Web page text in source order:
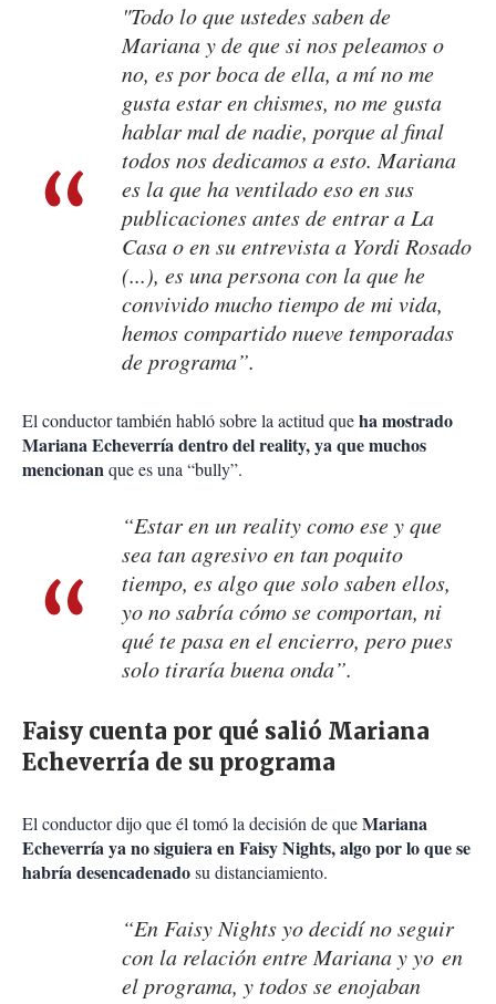
"Todo lo que ustedes saben de
Mariana y de que si nos peleamos o
no, es por boca de ella, a mí no me
gusta estar en chismes, no me gusta
hablar mal de nadie, porque al final
todos nos dedicamos a esto. Mariana
es la que ha ventilado eso en sus
publicaciones antes de entrar a La
Casa o en su entrevista a Yordi Rosado
(...), es una persona con la que he
convivido mucho tiempo de mi vida,
hemos compartido nueve temporadas
de programa”.
El conductor también habló sobre la actitud queha mostrado
Mariana Echeverría dentro del reality, ya que muchos
mencionanque es una “bully”.
“Estar en un reality como ese y que
sea tan agresivo en tan poquito
tiempo, es algo que solo saben ellos,
yo no sabría cómo se comportan, ni
qué te pasa en el encierro, pero pues
solo tiraría buena onda”.
Faisy cuenta por qué salió Mariana
Echeverría de su programa
El conductor dijo que él tomó la decisión de queMariana
Echeverría ya no siguiera en Faisy Nights, algo por lo que se
habría desencadenadosu distanciamiento.
“En Faisy Nights yo decidí no seguir
con la relación entre Mariana y yo en
el programa, y todos se enojaban